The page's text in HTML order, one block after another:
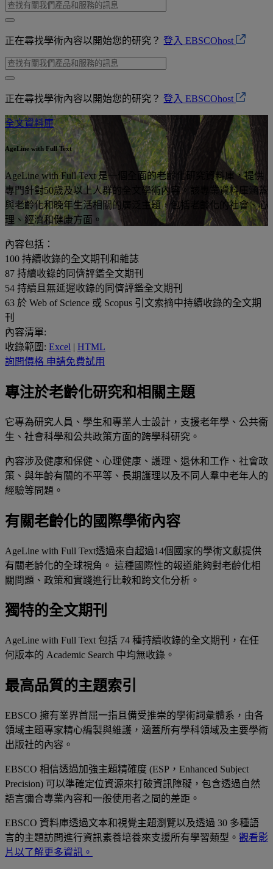
正在尋找學術內容以開始您的研究？ 登入 EBSCOhost
正在尋找學術內容以開始您的研究？ 登入 EBSCOhost
全文資料庫
AgeLine with Full Text
AgeLine with Full Text 是一個全面的老齡化研究資料庫，提供
專門針對50歲及以上人群的全文學術內容。該專業資料庫涵蓋
與老齡化和晚年生活相關的廣泛主題，包括老齡化的社會、心
理、經濟和健康方面。
內容包括：
100 持續收錄的全文期刊和雜誌
87 持續收錄的同儕評鑑全文期刊
54 持續且無延遲收錄的同儕評鑑全文期刊
63 於 Web of Science 或 Scopus 引文索摘中持續收錄的全文期
刊
內容清單:
收錄範圍: Excel | HTML
詢問價格 申請免費試用
專注於老齡化研究和相關主題
它專為研究人員、學生和專業人士設計，支援老年學、公共衞
生、社會科學和公共政策方面的跨學科研究。
內容涉及健康和保健、心理健康、護理、退休和工作、社會政
策、與年齡有關的不平等、長期護理以及不同人羣中老年人的
經驗等問題。
有關老齡化的國際學術內容
AgeLine with Full Text透過來自超過14個國家的學術文獻提供
有關老齡化的全球視角。 這種國際性的報道能夠對老齡化相
關問題、政策和實踐進行比較和跨文化分析。
獨特的全文期刊
AgeLine with Full Text 包括 74 種持續收錄的全文期刊，在任
何版本的 Academic Search 中均無收錄。
最高品質的主題索引
EBSCO 擁有業界首屈一指且備受推崇的學術詞彙體系，由各
領域主題專家精心編製與維護，涵蓋所有學科領域及主要學術
出版社的內容。
EBSCO 相信透過加強主題精確度 (ESP，Enhanced Subject
Precision) 可以準確定位資源來打破資訊障礙，包含透過自然
語言彌合專業內容和一般使用者之間的差距。
EBSCO 資料庫透過文本和視覺主題瀏覽以及透過 30 多種語
言的主題訪問進行資訊素養培養來支援所有學習類型。 觀看影
片以了解更多資訊。